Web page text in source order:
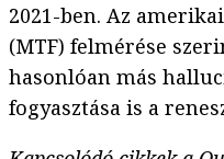
2021-ben. Az
(MTF) felmérése
hasonlóan más
fogyasztása is a